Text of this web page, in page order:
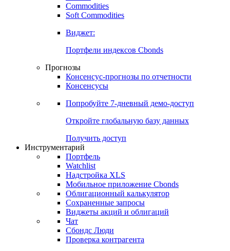
Commodities
Золото
Бензин
Soft Commodities
Виджет:
Портфели индексов Cbonds
Прогнозы
Консенсусы
Попробуйте7-дневный
Откройте глобальную базу данных
Получить доступ
Инструментарий
Портфель
Watchlist
Надстройка XLS
Мобильное приложение Cbonds
Облигационный калькулятор
Сохраненные запросы